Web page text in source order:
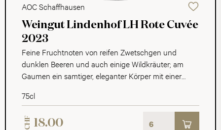
AOC Schaffhausen
Weingut Lindenhof LH Rote Cuvée
2023
Feine Fruchtnoten von reifen Zwetschgen und
dunklen Beeren und auch einige Wildkräuter; am
Gaumen ein samtiger, eleganter Körper mit einer
75cl
CHF 18.00